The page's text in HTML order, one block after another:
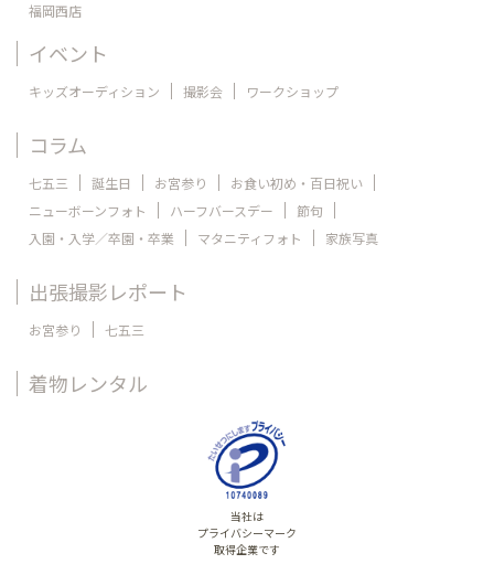
福岡西店
イベント
キッズオーディション 撮影会 ワークショップ
コラム
七五三 誕生日 お宮参り
お食い初め・百日祝い
ニューボーンフォト
ハーフバースデー
節句
入園・入学／卒園・卒業
マタニティフォト 家族写真
出張撮影レポート
お宮参り 七五三
着物レンタル
当社は
プライバシーマーク
取得企業です